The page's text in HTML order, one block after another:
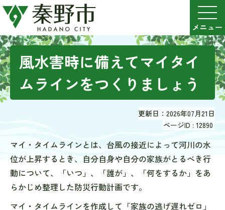
風水害時に備えてマイタイ
ムラインをつくりましょう
更新日：2026年07月21日
ページID : 12890
マイ・タイムラインとは、台風の接近によって河川の水
位が上昇するとき、自分自身や自分の家族がとるべき行
動について、「いつ」、「誰が」、「何をするか」をあ
らかじめ整理した防災行動計画です。
マイ・タイムラインを作成して「家族の逃げ遅れゼロ」